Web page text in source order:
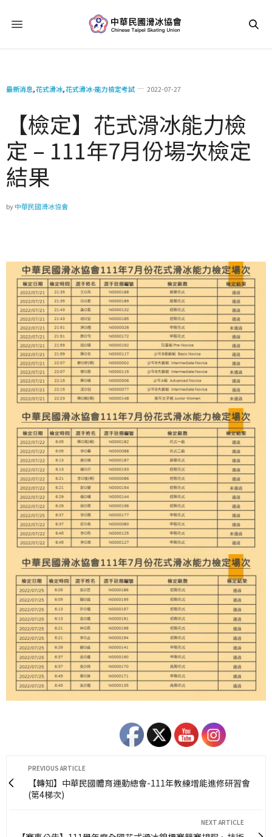
最新消息,花式滑冰,花式滑冰-能力檢定考試 2022-07-27
【檢定】花式滑冰能力檢
定 – 111年7月份場次檢定
結果
by中華民國滑冰協會
PREVIOUS ARTICLE
【轉知】中華民國體育運動總會-111年教練增能進修研習會
(第4梯次)
NEXT ARTICLE